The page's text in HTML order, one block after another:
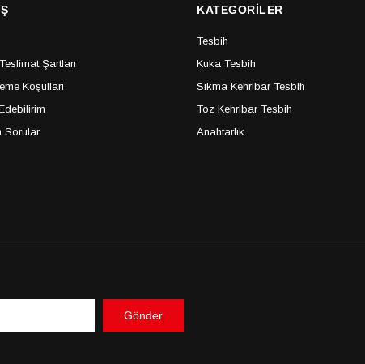
Şartları
Koşulları
Sorular
KATEGORİLER
Tesbih
Kuka Tesbih
Sıkma Kehribar Tesbih
Toz Kehribar Tesbih
Anahtarlık
Gönder